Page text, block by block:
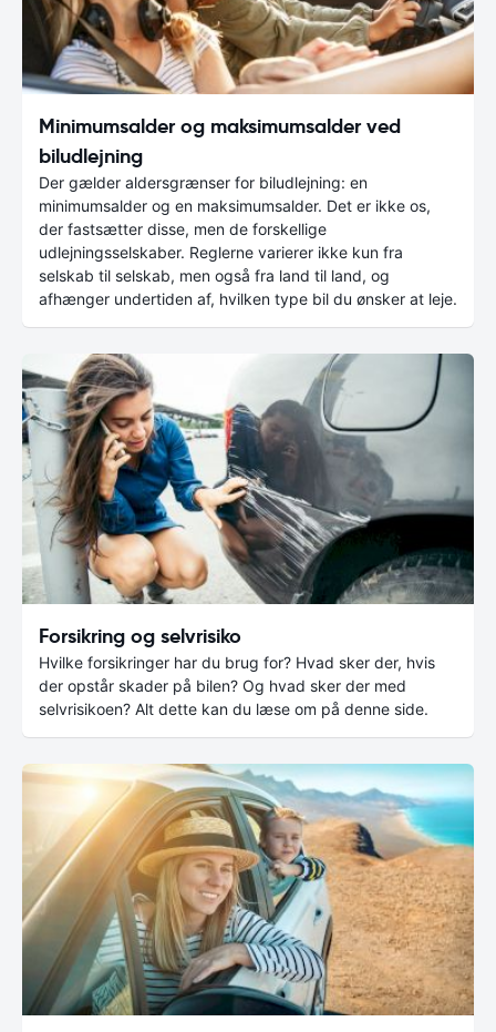
Minimumsalder og maksimumsalder ved
biludlejning
Der gælder aldersgrænser for biludlejning: en
minimumsalder og en maksimumsalder. Det er ikke os,
der fastsætter disse, men de forskellige
udlejningsselskaber. Reglerne varierer ikke kun fra
selskab til selskab, men også fra land til land, og
afhænger undertiden af, hvilken type bil du ønsker at leje.
Forsikring og selvrisiko
Hvilke forsikringer har du brug for? Hvad sker der, hvis
der opstår skader på bilen? Og hvad sker der med
selvrisikoen? Alt dette kan du læse om på denne side.